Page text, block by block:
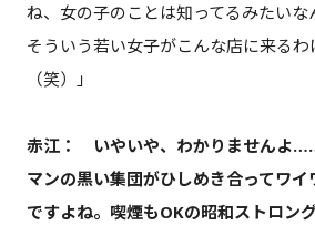
ね、女の子のことは知ってるみたいな
そういう若い女子がこんな店に来る
（笑）」
赤江： いやいや、わかりませんよ
マンの黒い集団がひしめき合ってワイ
ですよね。喫煙もOKの昭和ストロン